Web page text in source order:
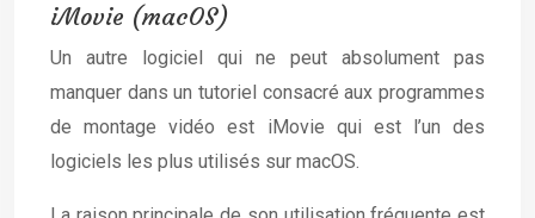
iMovie (macOS)
Un autre logiciel qui ne peut absolument pas
manquer dans un tutoriel consacré aux programmes
de montage vidéo est iMovie qui est l’un des
logiciels les plus utilisés sur macOS.